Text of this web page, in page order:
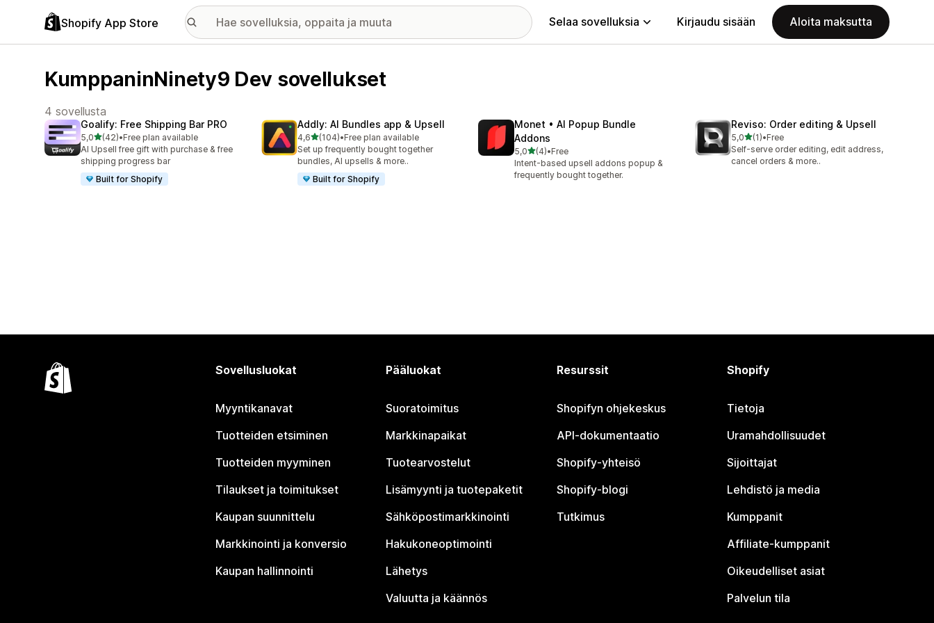
Shopify App Store Selaa sovelluksia Kirjaudu sisään Aloita maksutta
KumppaninNinety9 Dev sovellukset
4 sovellusta
Goalify: Free Shipping Bar PRO
5,0/ 5 tähteä
(42)
42 arvostelua yhteensä
•Free plan available
AI Upsell free gift with purchase & free
shipping progress bar
Built for Shopify
Addly: AI Bundles app & Upsell
4,6/ 5 tähteä
(104)
104 arvostelua yhteensä
•Free plan available
Set up frequently bought together
bundles, AI upsells & more..
Built for Shopify
Monet • AI Popup Bundle
Addons
5,0/ 5 tähteä
(4)
4 arvostelua yhteensä
•Free
Intent-based upsell addons popup &
frequently bought together.
Reviso: Order editing & Upsell
5,0/ 5 tähteä
(1)
1 arvostelua yhteensä
•Free
Self-serve order editing, edit address,
cancel orders & more..
Sovellusluokat
Myyntikanavat
Tuotteiden etsiminen
Tuotteiden myyminen
Tilaukset ja toimitukset
Kaupan suunnittelu
Markkinointi ja konversio
Kaupan hallinnointi
Pääluokat
Suoratoimitus
Markkinapaikat
Tuotearvostelut
Lisämyynti ja tuotepaketit
Sähköpostimarkkinointi
Hakukoneoptimointi
Lähetys
Valuutta ja käännös
Resurssit
Shopifyn ohjekeskus
API-dokumentaatio
Shopify-yhteisö
Shopify-blogi
Tutkimus
Shopify
Tietoja
Uramahdollisuudet
Sijoittajat
Lehdistö ja media
Kumppanit
Affiliate-kumppanit
Oikeudelliset asiat
Palvelun tila